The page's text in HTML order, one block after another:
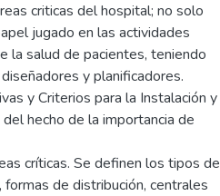
criticas del hospital; no solo
jugado en las actividades
la salud de pacientes, teniendo
y planificadores.
y Criterios para la Instalación y
hecho de la importancia de
críticas. Se definen los tipos de
de distribución, centrales